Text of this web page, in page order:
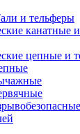
и тельферы
канатные
цепные и